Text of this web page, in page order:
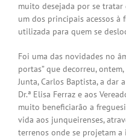
muito desejada por se
um dos principais acessos à
utilizada para quem se
Foi uma das novidades no
portas” que decorreu,
Junta, Carlos Baptista, a dar
Dr.ª Elisa Ferraz e aos
muito beneficiarão a
vida aos junqueirenses,
terrenos onde se projetam a